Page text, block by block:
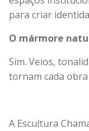
para criar
O mármore
Sim. Veios,
tornam cada obra
A Escultura